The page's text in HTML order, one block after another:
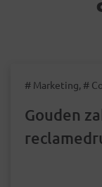
# Marketing, #
Gouden